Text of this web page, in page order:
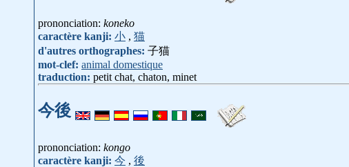
prononciation: koneko
caractère kanji: 小 , 猫
d'autres orthographes: 子猫
mot-clef: animal domestique
traduction: petit chat, chaton, minet
今後
prononciation: kongo
caractère kanji: 今 , 後